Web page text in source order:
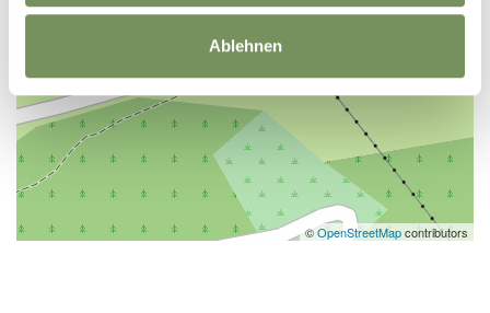
Ablehnen
©OpenStreetMapcontributors